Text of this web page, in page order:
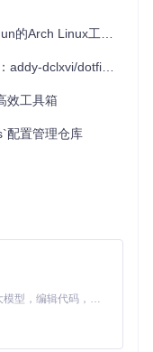
尝试并加入成千上
Linux工作站配置
dotfiles 开源项目推荐
效工具箱
配置管理仓库
Claude Code 的开源替代方案。连接任意大模型，编辑代码，运行命令，自动验证 — 全自动执行。用 Rust 构建，极致性能。 ｜ An open-source alternative to Claude Code. Connect any LLM, edit code, run commands, and verify changes — autonomously. Built in Rust for speed. Get Started